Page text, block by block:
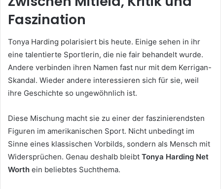
Faszination
Tonya Harding polarisiert bis heute. Einige sehen in ihr
eine talentierte Sportlerin, die nie fair behandelt wurde.
Andere verbinden ihren Namen fast nur mit dem Kerrigan-
Skandal. Wieder andere interessieren sich für sie, weil
ihre Geschichte so ungewöhnlich ist.
Diese Mischung macht sie zu einer der faszinierendsten
Figuren im amerikanischen Sport. Nicht unbedingt im
Sinne eines klassischen Vorbilds, sondern als Mensch mit
Widersprüchen. Genau deshalb bleibt Tonya Harding Net
Worth ein beliebtes Suchthema.